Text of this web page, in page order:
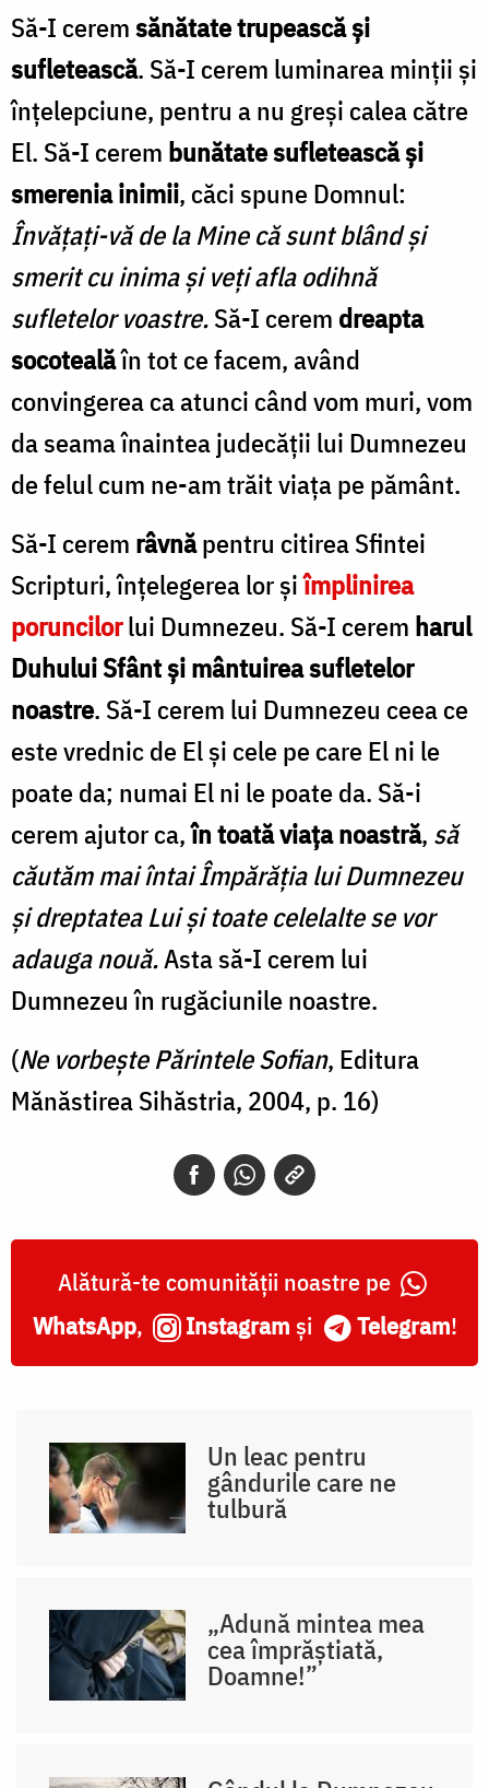
Foto:
Oana
Nechifor
Să-I ceremsănătate trupească și
sufletească. Să-I cerem luminarea minții și
înțelepciune, pentru a nu greși calea către
El. Să-I cerem bunătate sufletească și
smerenia inimii, căci spune Domnul:
Învățați-vă de la Mine că sunt blând și
smerit cu inima și veți afla odihnă
sufletelor voastre.Să-I cerem dreapta
socotealăîn tot ce facem, având
convingerea ca atunci când vom muri, vom
da seama înaintea judecății lui Dumnezeu
de felul cum ne-am trăit viața pe pământ.
Să-I cerem râvnăpentru citirea Sfintei
Scripturi, înțelegerea lor șiîmplinirea
poruncilorlui Dumnezeu. Să-I cerem harul
Duhului Sfânt și mântuirea sufletelor
noastre. Să-I cerem lui Dumnezeu ceea ce
este vrednic de El și cele pe care El ni le
poate da; numai El ni le poate da. Să-i
cerem ajutor ca,în toată viața noastră, să
căutăm mai întai Împărăția lui Dumnezeu
și dreptatea Lui și toate celelalte se vor
adauga nouă.Asta să-I cerem lui
Dumnezeu în rugăciunile noastre.
(Ne vorbește Părintele Sofian, Editura
Mănăstirea Sihăstria, 2004, p. 16)
Alătură-te comunității noastre pe
WhatsApp, Instagram și Telegram!
Un leac pentru
gândurile care ne
tulbură
„Adună mintea mea
cea împrăștiată,
Doamne!”